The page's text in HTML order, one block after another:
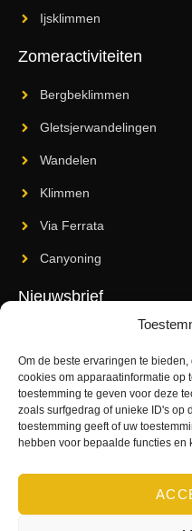
Om de beste ervaringen te
cookies om apparaatinformatie op
toestemming te geven voor deze
zoals surfgedrag of unieke ID's op
toestemming geeft of uw
hebben voor bepaalde functies en
Ijsklimmen
Zomeractiviteiten
Bergbeklimmen
Gletsjerwandelingen
Wandelen
Klimmen
Via Ferrata
Canyoning
Nieuwsbrief
Abonneer je op onze
onze nieuwe releases en